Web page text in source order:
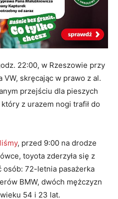
22:00, w Rzeszowie przy
skręcając w prawo z al.
przejściu dla pieszych
z urazem nogi trafił do
, przed 9:00 na drodze
toyota zderzyła się z
osób: 72-letnia pasażerka
BMW, dwóch mężczyzn
54 i 23 lat.